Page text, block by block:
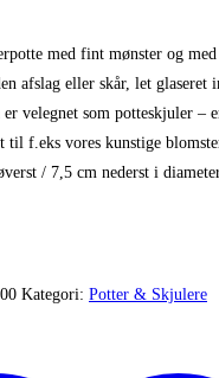
med fint mønster og
afslag eller skår, let glaseret
velegnet som potteskjuler –
til f.eks vores kunstige
/ 7,5 cm nederst i
Kategori: Potter & Skjulere